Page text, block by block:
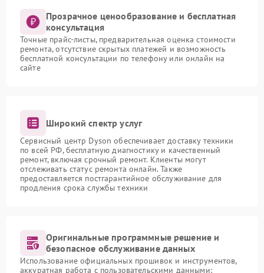
Прозрачное ценообразование и бесплатная
консультация
Точные прайс-листы, предварительная оценка стоимости
ремонта, отсутствие скрытых платежей и возможность
бесплатной консультации по телефону или онлайн на
сайте
Широкий спектр услуг
Сервисный центр Dyson обеспечивает доставку техники
по всей РФ, бесплатную диагностику и качественный
ремонт, включая срочный ремонт. Клиенты могут
отслеживать статус ремонта онлайн. Также
предоставляется постгарантийное обслуживание для
продления срока службы техники
Оригинальные программные решение и
безопасное обслуживание данных
Использование официальных прошивок и инструментов,
аккуратная работа с пользовательскими данными: